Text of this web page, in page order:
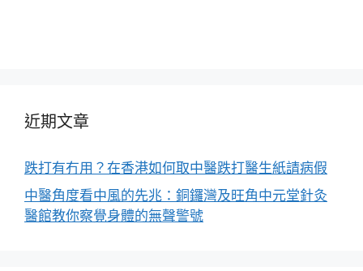
近期文章
跌打有冇用？在香港如何取中醫跌打醫生紙請病假
中醫角度看中風的先兆：銅鑼灣及旺角中元堂針灸
醫館教你察覺身體的無聲警號